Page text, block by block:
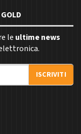
le ultime news
ISCRIVITI